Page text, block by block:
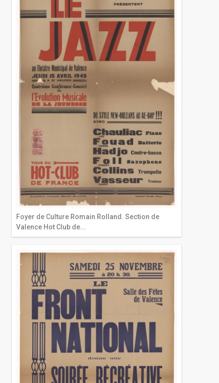
Foyer de Culture Romain Rolland. Section de
Valence Hot Club de...